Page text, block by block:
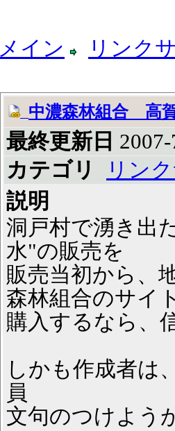
メイン リンク
中濃森林組合 高
最終更新日
カテゴリ
リン
説明
洞戸村で湧き出
水"の販売を
販売当初から、
森林組合のサイ
購入するなら、
しかも作成者は
員
文句のつけよう